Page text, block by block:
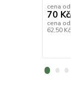
cena od
70 Kč/
cena od
62,50 Kč